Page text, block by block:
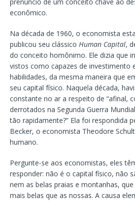
econômico.
Na década de 1960, o economista
publicou seu clássico Human Capital,
do conceito homônimo. Ele dizia que
vistos como capazes de investimento
habilidades, da mesma maneira que
seu capital físico. Naquela década,
constante no ar a respeito de “afinal,
derrotados na Segunda Guerra
tão rapidamente?” Ela foi respondida
Becker, o economista Theodore
humano.
Pergunte-se aos economistas, eles
responder: não é o capital físico, não
nem as belas praias e montanhas,
mais belas que as nossas. A causa